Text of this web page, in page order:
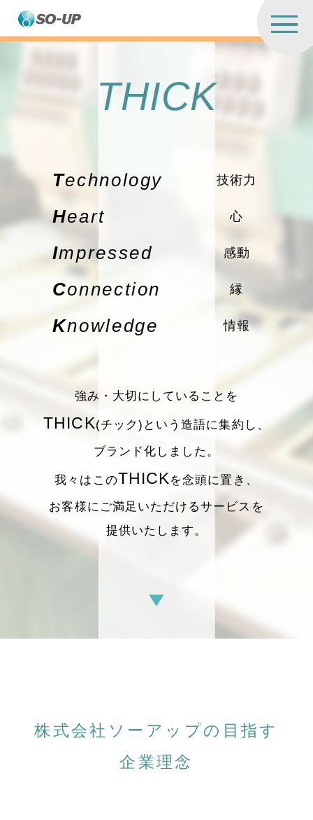
THICK
Technology 技術力
Heart 心
Impressed 感動
Connection 縁
Knowledge 情報
強み・大切にしていることを
THICK(チック)という造語に集約し、
ブランド化しました。
我々はこのTHICKを念頭に置き、
お客様にご満足いただけるサービスを
提供いたします。
株式会社ソーアップの目指す
企業理念